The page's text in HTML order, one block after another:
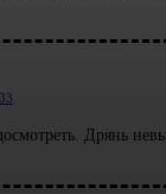
Дрянь